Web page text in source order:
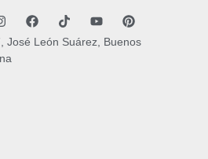
José León Suárez, Buenos